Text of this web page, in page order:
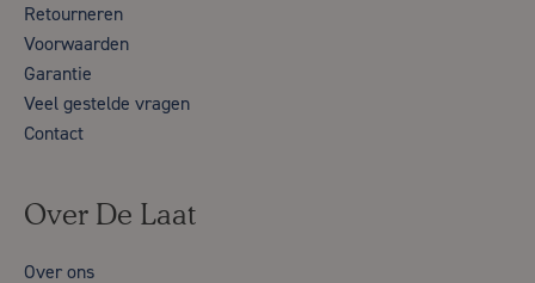
Retourneren
Voorwaarden
Garantie
Veel gestelde vragen
Contact
Over De Laat
Over ons